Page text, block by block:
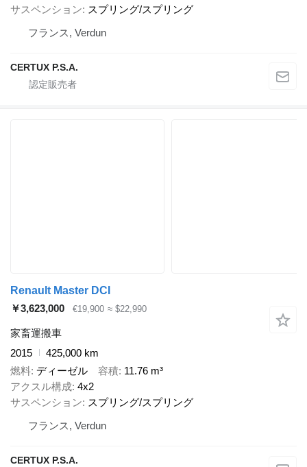
サスペンション
スプリング/スプリング
フランス, Verdun
CERTUX P.S.A.
Renault Master DCI
￥3,623,000
€19,900 ≈ $22,990
家畜運搬車
2015
425,000 km
燃料 ディーゼル 容積 11.76 m³
アクスル構成 4x2
サスペンション
スプリング/スプリング
フランス, Verdun
CERTUX P.S.A.